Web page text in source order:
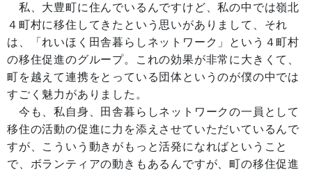
私、大豊町に住んでいるんですけど、私の中では嶺北
４町村に移住してきたという思いがありまして、それ
は、「れいほく田舎暮らしネットワーク」という４町村
の移住促進のグループ。これの効果が非常に大きくて、
町を越えて連携をとっている団体というのが僕の中では
すごく魅力がありました。
今も、私自身、田舎暮らしネットワークの一員として
移住の活動の促進に力を添えさせていただいているんで
すが、こういう動きがもっと活発になればということ
で、ボランティアの動きもあるんですが、町の移住促進